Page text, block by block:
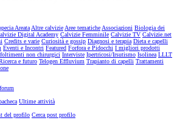
AreataAltre calvizieAree tematicheAssociazioni Biologia dei
Digital Academy Calvizie Femminile Calvizie TV Calvizie.net
Credits e varie Curiosità e gossip Diagnosi e terapia Dieta e capelli
Eventi e Incontri Featured Forfora e Pidocchi I migliori prodotti
non chirurgici Interviste Ipertricosi/Irsutismo Isolinea LLLT
e futuro Telogen Effluvium Trapianto di capelli Trattamenti
Ultime attività
del profilo Cerca post profilo